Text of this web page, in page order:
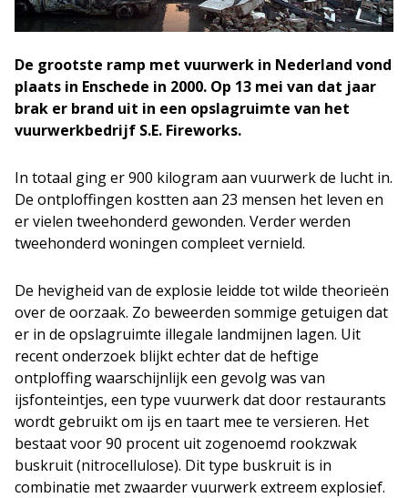
De grootste ramp met vuurwerk in Nederland vond
plaats in Enschede in 2000. Op 13 mei van dat jaar
brak er brand uit in een opslagruimte van het
vuurwerkbedrijf S.E. Fireworks.
In totaal ging er 900 kilogram aan vuurwerk de lucht in.
De ontploffingen kostten aan 23 mensen het leven en
er vielen tweehonderd gewonden. Verder werden
tweehonderd woningen compleet vernield.
De hevigheid van de explosie leidde tot wilde theorieën
over de oorzaak. Zo beweerden sommige getuigen dat
er in de opslagruimte illegale landmijnen lagen. Uit
recent onderzoek blijkt echter dat de heftige
ontploffing waarschijnlijk een gevolg was van
ijsfonteintjes, een type vuurwerk dat door restaurants
wordt gebruikt om ijs en taart mee te versieren. Het
bestaat voor 90 procent uit zogenoemd rookzwak
buskruit (nitrocellulose). Dit type buskruit is in
combinatie met zwaarder vuurwerk extreem explosief.